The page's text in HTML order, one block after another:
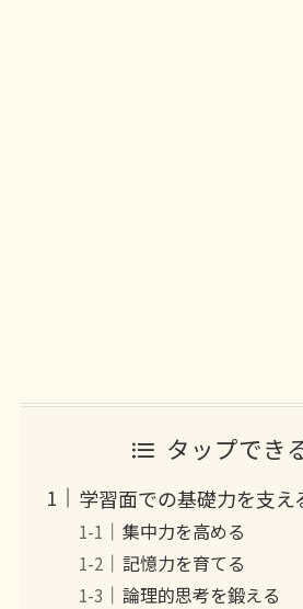
タップでき
学習面での基礎力を支え
集中力を高める
記憶力を育てる
論理的思考を鍛える